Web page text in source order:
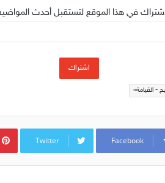
في هذا الموقع لتستقبل أحدث
اشتراك
- القيامة»
Facebook
Twitter